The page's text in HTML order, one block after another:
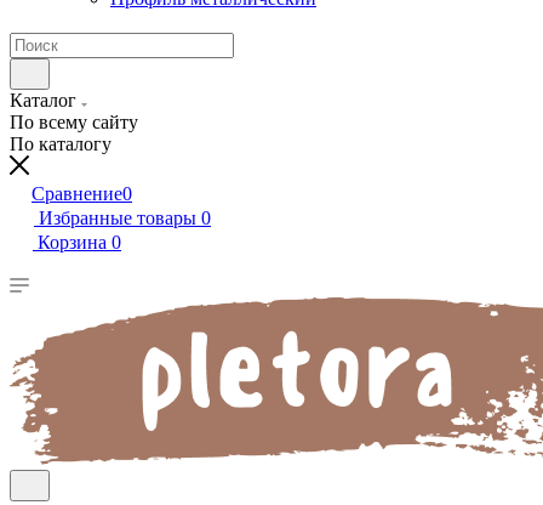
Каталог
По всему сайту
По каталогу
Сравнение0
Избранные товары 0
Корзина 0